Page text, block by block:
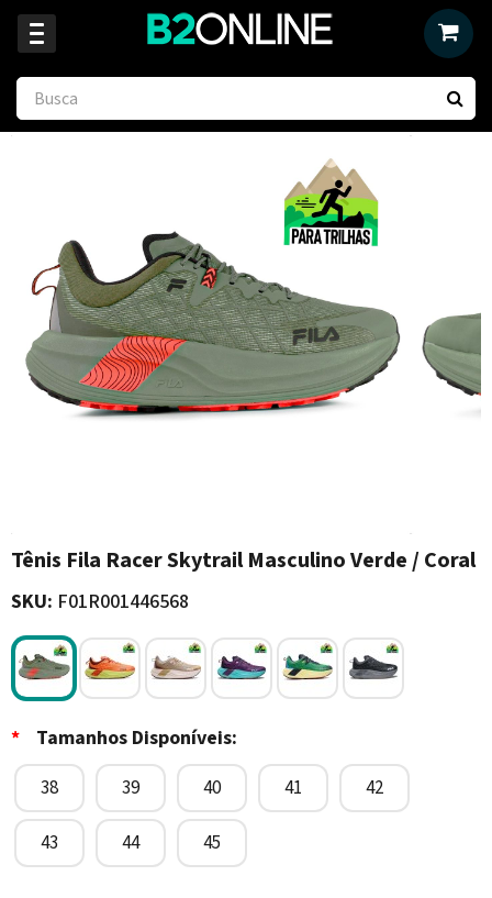
Tênis Fila Racer Skytrail Masculino Verde / Coral
SKU: F01R001446568
* Tamanhos Disponíveis:
38 39 40 41 42
43 44 45